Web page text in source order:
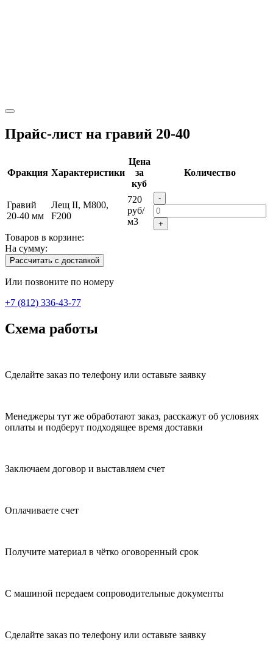
Прайс-лист на гравий 20-40
Фракция Характеристики
Цена
за
куб
Количество
Гравий
20-40 мм
Лещ II, M800,
F200
720
руб/
м3
-
+
Товаров в корзине:
На сумму:
Рассчитать с доставкой
Или позвоните по номеру
+7 (812) 336-43-77
Схема работы
Сделайте заказ по телефону или оставьте заявку
Менеджеры тут же обработают заказ, расскажут об условиях
оплаты и подберут подходящее время доставки
Заключаем договор и выставляем счет
Оплачиваете счет
Получите материал в чётко оговоренный срок
С машиной передаем сопроводительные документы
Сделайте заказ по телефону или оставьте заявку